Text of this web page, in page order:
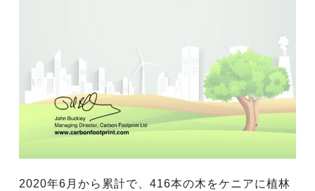
2020年6月から累計で、416本の木をケニアに植林